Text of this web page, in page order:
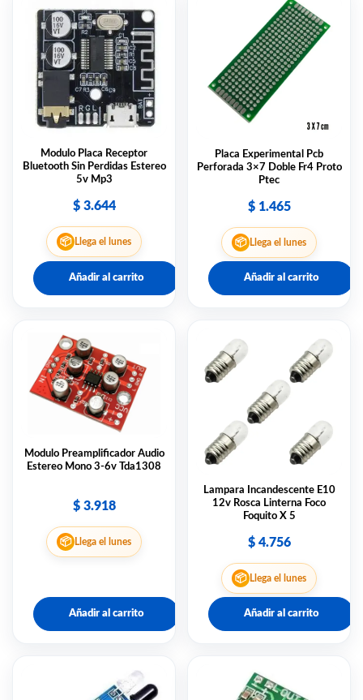
Modulo Placa Receptor
Bluetooth Sin Perdidas Estereo
5v Mp3
$3.644
📦 Llega el lunes
Añadir al carrito
Placa Experimental Pcb
Perforada 3×7 Doble Fr4 Proto
Ptec
$1.465
📦 Llega el lunes
Añadir al carrito
Modulo Preamplificador Audio
Estereo Mono 3-6v Tda1308
$3.918
📦 Llega el lunes
Añadir al carrito
Lampara Incandescente E10
12v Rosca Linterna Foco
Foquito X 5
$4.756
📦 Llega el lunes
Añadir al carrito